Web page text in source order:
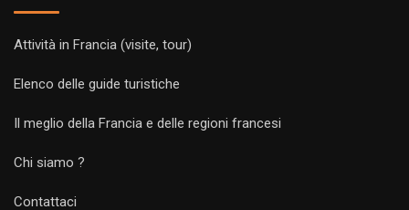
Attività in Francia (visite, tour)
Elenco delle guide turistiche
Il meglio della Francia e delle regioni francesi
Chi siamo ?
Contattaci